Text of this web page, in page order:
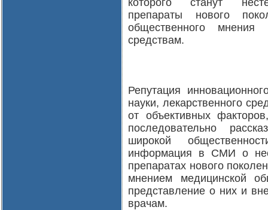
которого станут
препараты нового
общественного
средствам.
Репутация
науки, лекарственного
от объективных
последовательно
широкой
информация в СМИ о
препаратах нового
мнением медицинской
представление о них и
врачам.